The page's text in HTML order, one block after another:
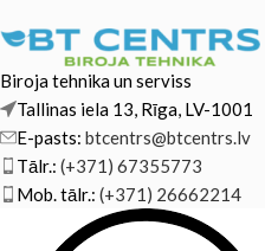
Biroja tehnika un serviss
Tallinas iela 13, Rīga, LV-1001
E-pasts: btcentrs@btcentrs.lv
Tālr.: (+371) 67355773
Mob. tālr.: (+371) 26662214